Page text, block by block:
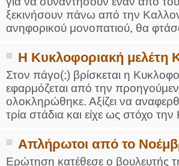
ξεκινήσουν πάνω από την
ανηφορικού μονοπατιού, θα
Η Κυκλοφοριακή μελέτη
Στον πάγο(;) βρίσκεται η
εφαρμόζεται από την
ολοκληρώθηκε. Αξίζει να
τρία στάδια και είχε ως στόχο
Απλήρωτοι από το
Ερώτηση κατέθεσε ο βουλευτής